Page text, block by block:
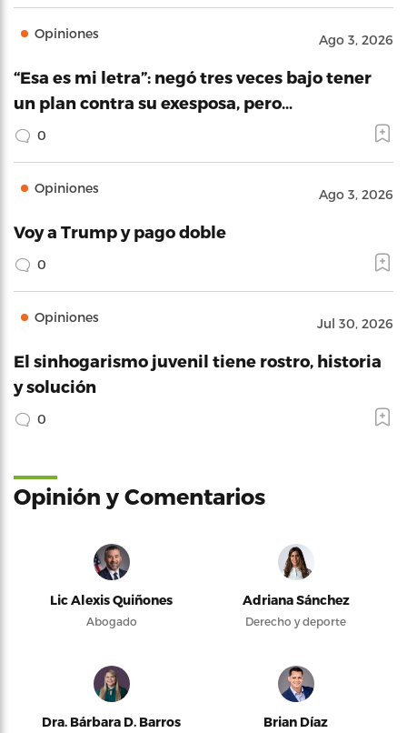
Opiniones Ago 3, 2026
“Esa es mi letra”: negó tres veces bajo tener
un plan contra su exesposa, pero…
0
Opiniones Ago 3, 2026
Voy a Trump y pago doble
0
Opiniones Jul 30, 2026
El sinhogarismo juvenil tiene rostro, historia
y solución
0
Opinión y Comentarios
Lic Alexis Quiñones
Abogado
Adriana Sánchez
Derecho y deporte
Dra. Bárbara D. Barros Brian Díaz